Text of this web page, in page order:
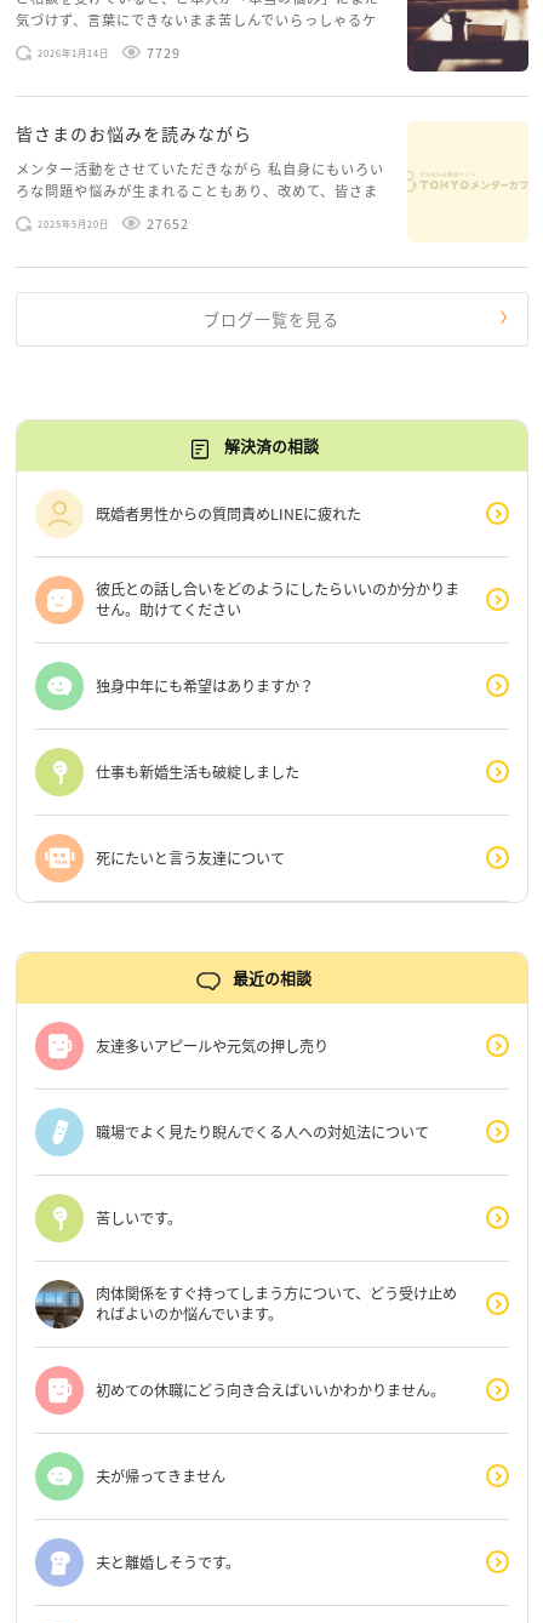
気づけず、言葉にできないまま苦しんでいらっしゃるケ
ースがありますお悩みというのは、心の深いところ（深
層心理）に触れることで、まったく違う角度から解決の
2026年1月14日 7729
皆さまのお悩みを読みながら
メンター活動をさせていただきながら 私自身にもいろい
ろな問題や悩みが生まれることもあり、改めて、皆さま
のお悩みを読みながら 「みんな、もがいてる。わたし
だけじゃないんだな」と、逆に励まされるような日々で
2025年5月20日 27652
ブログ一覧を見る
解決済の相談
既婚者男性からの質問責めLINEに疲れた
彼氏との話し合いをどのようにしたらいいのか分かりま
せん。助けてください
独身中年にも希望はありますか？
仕事も新婚生活も破綻しました
死にたいと言う友達について
最近の相談
友達多いアピールや元気の押し売り
職場でよく見たり睨んでくる人への対処法について
苦しいです。
肉体関係をすぐ持ってしまう方について、どう受け止め
ればよいのか悩んでいます。
初めての休職にどう向き合えばいいかわかりません。
夫が帰ってきません
夫と離婚しそうです。